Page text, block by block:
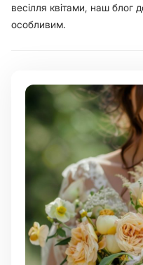
весілля квітами, наш
особливим.